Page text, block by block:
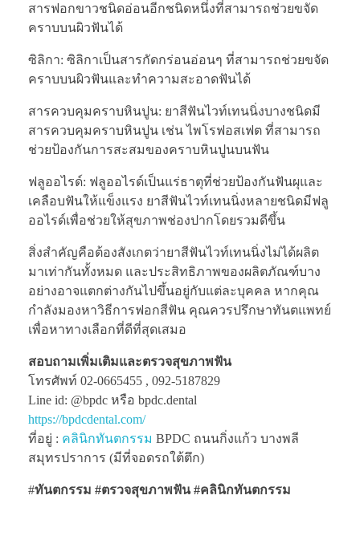
สารฟอกขาวชนิดอ่อนอีกชนิดหนึ่งที่สามารถช่วยขจัด
คราบบนผิวฟันได้
ซิลิกา: ซิลิกาเป็นสารกัดกร่อนอ่อนๆ ที่สามารถช่วยขจัด
คราบบนผิวฟันและทำความสะอาดฟันได้
สารควบคุมคราบหินปูน: ยาสีฟันไวท์เทนนิ่งบางชนิดมี
สารควบคุมคราบหินปูน เช่น ไพโรฟอสเฟต ที่สามารถ
ช่วยป้องกันการสะสมของคราบหินปูนบนฟัน
ฟลูออไรด์: ฟลูออไรด์เป็นแร่ธาตุที่ช่วยป้องกันฟันผุและ
เคลือบฟันให้แข็งแรง ยาสีฟันไวท์เทนนิ่งหลายชนิดมีฟลู
ออไรด์เพื่อช่วยให้สุขภาพช่องปากโดยรวมดีขึ้น
สิ่งสำคัญคือต้องสังเกตว่ายาสีฟันไวท์เทนนิ่งไม่ได้ผลิต
มาเท่ากันทั้งหมด และประสิทธิภาพของผลิตภัณฑ์บาง
อย่างอาจแตกต่างกันไปขึ้นอยู่กับแต่ละบุคคล หากคุณ
กำลังมองหาวิธีการฟอกสีฟัน คุณควรปรึกษาทันตแพทย์
เพื่อหาทางเลือกที่ดีที่สุดเสมอ
สอบถามเพิ่มเติมและตรวจสุขภาพฟัน
โทรศัพท์ 02-0665455 , 092-5187829
Line id: @bpdc หรือ bpdc.dental
https://bpdcdental.com/
ที่อยู่ : คลินิกทันตกรรม BPDC ถนนกิ่งแก้ว บางพลี
สมุทรปราการ (มีที่จอดรถใต้ตึก)
#ทันตกรรม #ตรวจสุขภาพฟัน #คลินิกทันตกรรม